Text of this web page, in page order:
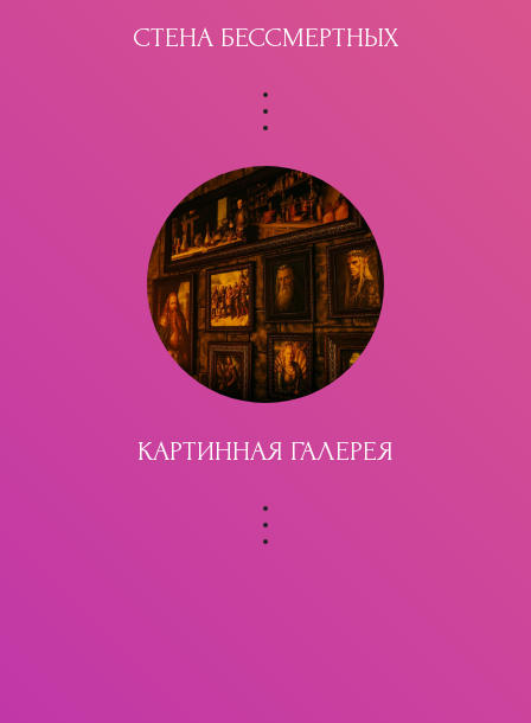
СТЕНА БЕССМЕРТНЫХ
КАРТИННАЯ ГАЛЕРЕЯ